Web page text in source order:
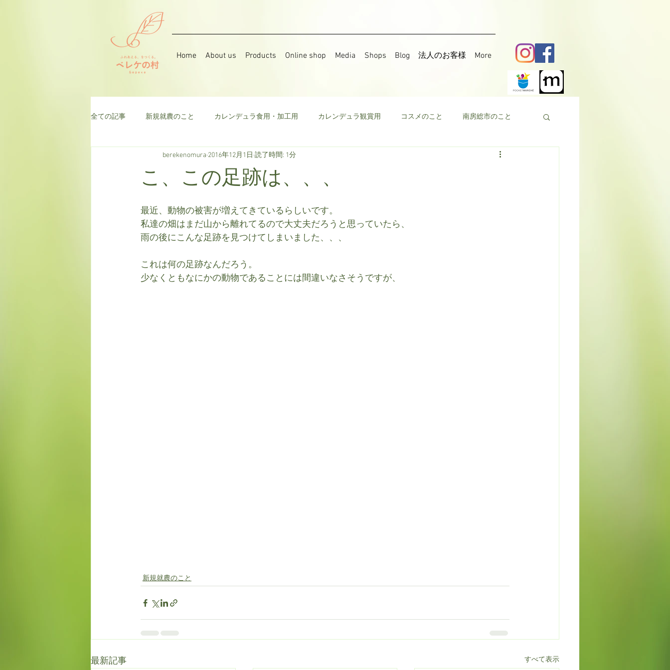
Home About us Products Online shop Media Shops Blog 法人のお客様 More
全ての記事 新規就農のこと カレンデュラ食用・加工用 カレンデュラ観賞用 コスメのこと 南房総市のこと
そら豆 ハーブ 果樹 食用菜の花
こ、この足跡は、、、
berekenomura 2016年12月1日 読了時間: 1分
最近、動物の被害が増えてきているらしいです。
私達の畑はまだ山から離れてるので大丈夫だろうと思っていたら、
雨の後にこんな足跡を見つけてしまいました、、、
これは何の足跡なんだろう。
少なくともなにかの動物であることには間違いなさそうですが、
新規就農のこと
最新記事 すべて表示